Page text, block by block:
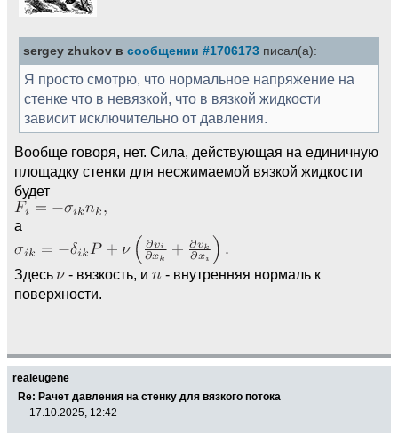
sergey zhukov в сообщении #1706173 писал(а):
Я просто смотрю, что нормальное напряжение на
стенке что в невязкой, что в вязкой жидкости
зависит исключительно от давления.
Вообще говоря, нет. Сила, действующая на единичную
площадку стенки для несжимаемой вязкой жидкости
будет
а
Здесь - вязкость, и
- внутренняя нормаль к
поверхности.
realeugene
Re: Рачет давления на стенку для вязкого потока
17.10.2025, 12:42